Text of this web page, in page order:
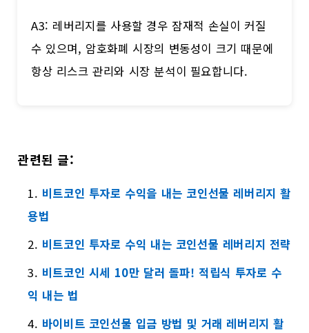
A3: 레버리지를 사용할 경우 잠재적 손실이 커질
수 있으며, 암호화폐 시장의 변동성이 크기 때문에
항상 리스크 관리와 시장 분석이 필요합니다.
관련된 글:
비트코인 투자로 수익을 내는 코인선물 레버리지 활
용법
비트코인 투자로 수익 내는 코인선물 레버리지 전략
비트코인 시세 10만 달러 돌파! 적립식 투자로 수
익 내는 법
바이비트 코인선물 입금 방법 및 거래 레버리지 활